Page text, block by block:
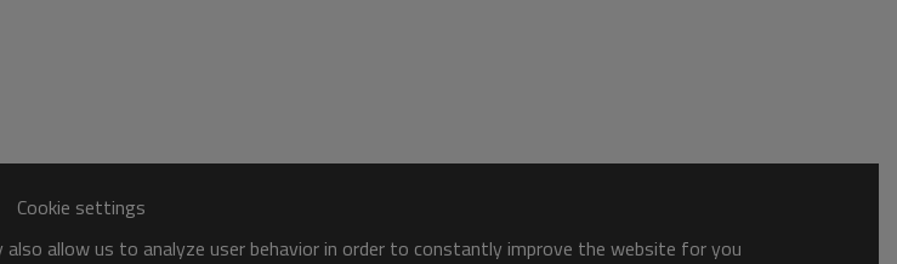
Cookie settings
allow us to analyze user behavior in order to constantly improve the website for you.